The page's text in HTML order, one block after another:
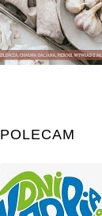
POLECAM